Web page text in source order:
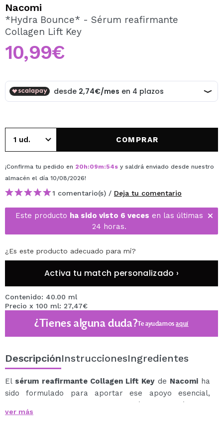
Al crear una cuenta en Maquillalia.com podrás realizar
tus compras rápidamente, revisar el estado de tus
Nacomi
*Hydra Bounce* - Sérum reafirmante
Collagen Lift Key
10,99€
COMPRAR
¡Confirma tu pedido en 20h:09m:54s y saldrá enviado desde nuestro
almacén el día 10/08/2026!
1 comentario(s) / Deja tu comentario
Este producto ha sido visto 6 veces en las últimas
24 horas.
¿Es este producto adecuado para mí?
Activa tu match personalizado ›
Contenido: 40.00 ml
Precio x 100 ml: 27,47€
¿Tienes alguna duda?Te ayudamosaquí
DescripciónInstruccionesIngredientes
El sérum reafirmante Collagen Lift Keyde Nacomiha
sido formulado para aportar ese apoyo esencial,
ayudando a mantener un rostro más firme, elástico y
definido.
ver más